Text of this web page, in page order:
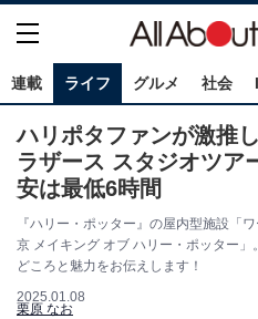
連載 ライフ グルメ 社会
ハリポタファンが激推
ラザース スタジオツア
安は最低6時間
『ハリー・ポッター』の屋内型施設「
京 メイキング オブ ハリー・ポッター」
どころと魅力をお伝えします！
2025.01.08
栗原 なお